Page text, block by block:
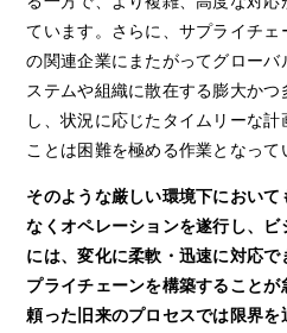
ています。さらに、サプライチェ
の関連企業にまたがってグロー
ステムや組織に散在する膨大か
し、状況に応じたタイムリーな
ことは困難を極める作業となって
そのような厳しい環境下において
なくオペレーションを遂行し、
には、変化に柔軟・迅速に対応
プライチェーンを構築すること
頼った旧来のプロセスでは限界